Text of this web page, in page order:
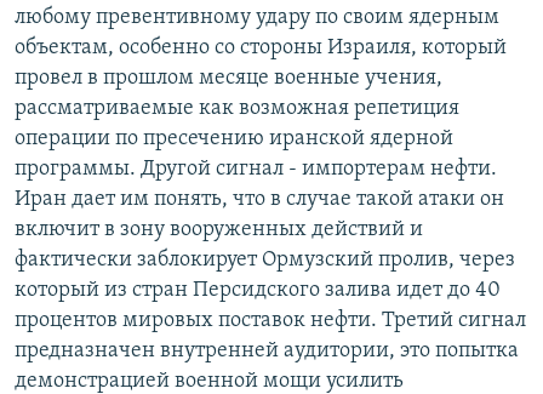
любому превентивному удару по своим ядерным
объектам, особенно со стороны Израиля, который
провел в прошлом месяце военные учения,
рассматриваемые как возможная репетиция
операции по пресечению иранской ядерной
программы. Другой сигнал - импортерам нефти.
Иран дает им понять, что в случае такой атаки он
включит в зону вооруженных действий и
фактически заблокирует Ормузский пролив, через
который из стран Персидского залива идет до 40
процентов мировых поставок нефти. Третий сигнал
предназначен внутренней аудитории, это попытка
демонстрацией военной мощи усилить